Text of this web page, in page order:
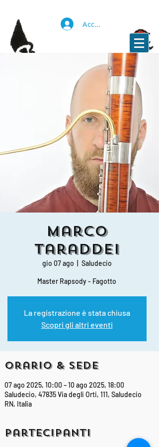
Accedi
Marco
Taraddei
gio 07 ago Saludecio
Master Rapsody - Fagotto
La registrazione è stata chiusa
Scopri gli altri eventi
Orario & Sede
07 ago 2025, 10:00 – 10 ago 2025, 18:00
Saludecio, 47835 Via degli Orti, 111, Saludecio
RN, Italia
Partecipanti